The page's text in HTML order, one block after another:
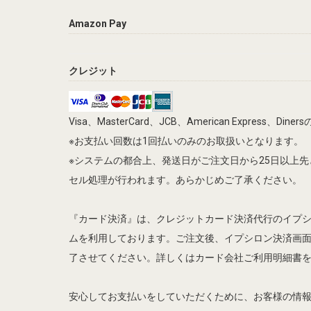
Amazon Pay
クレジット
Visa、MasterCard、JCB、American Express、Diners
※お支払い回数は1回払いのみのお取扱いとなります。
※システムの都合上、発送日がご注文日から25日以上
セル処理が行われます。あらかじめご了承ください。
『カード決済』は、クレジットカード決済代行のイプ
ムを利用しております。ご注文後、イプシロン決済画
了させてください。詳しくはカード会社ご利用明細書
安心してお支払いをしていただくために、お客様の情